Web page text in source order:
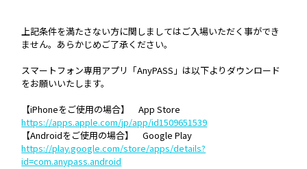
上記条件を満たさない方に関しましてはご入場いただく事ができ
ません。あらかじめご了承ください。
スマートフォン専用アプリ「AnyPASS」は以下よりダウンロード
をお願いいたします。
【iPhoneをご使用の場合】 App Store
https://apps.apple.com/jp/app/id1509651539
【Androidをご使用の場合】 Google Play
https://play.google.com/store/apps/details?
id=com.anypass.android